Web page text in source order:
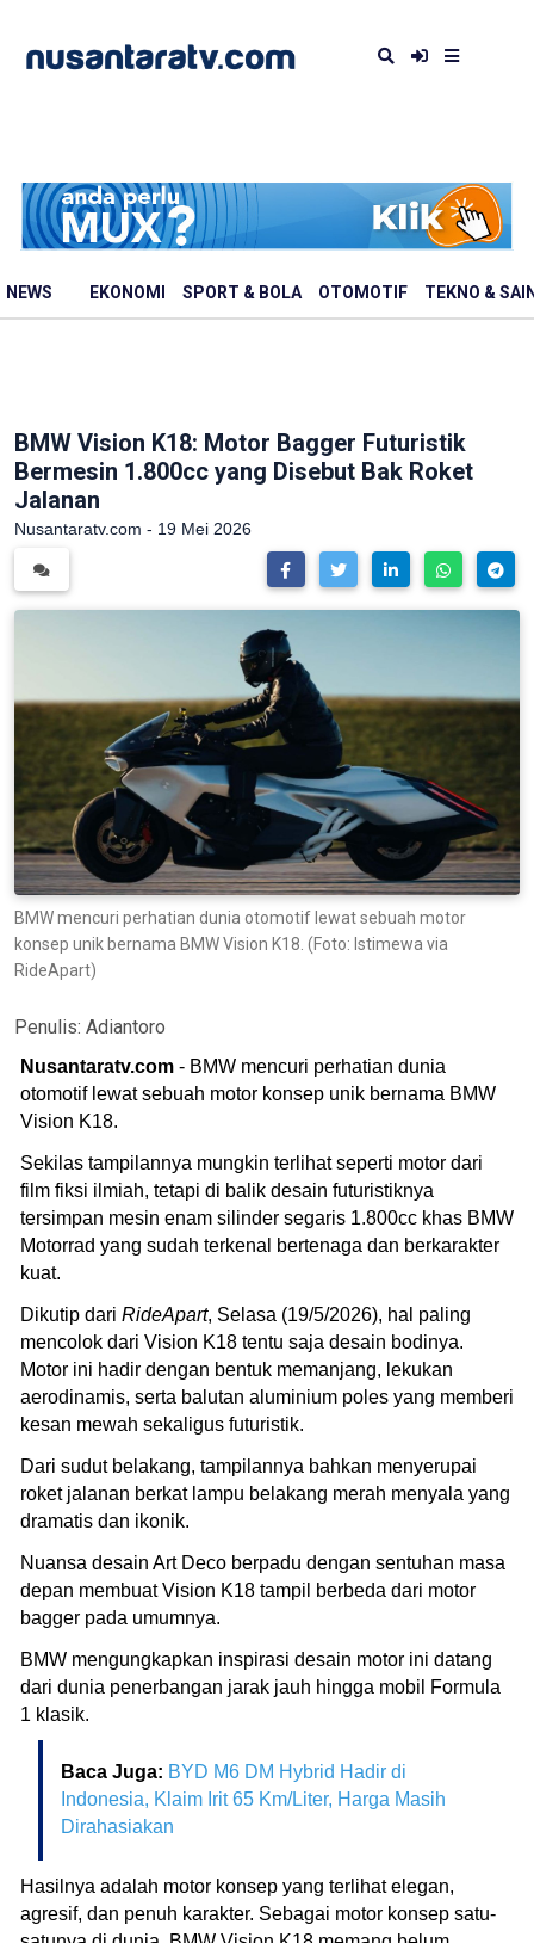
NEWS EKONOMI SPORT & BOLA OTOMOTIF TEKNO &
BMW Vision K18: Motor Bagger Futuristik
Bermesin 1.800cc yang Disebut Bak Roket
Jalanan
Nusantaratv.com - 19 Mei 2026
BMW mencuri perhatian dunia otomotif lewat sebuah motor
konsep unik bernama BMW Vision K18. (Foto: Istimewa via
RideApart)
Penulis: Adiantoro
Nusantaratv.com - BMW mencuri perhatian dunia
otomotif lewat sebuah motor konsep unik bernama BMW
Vision K18.
Sekilas tampilannya mungkin terlihat seperti motor dari
film fiksi ilmiah, tetapi di balik desain futuristiknya
tersimpan mesin enam silinder segaris 1.800cc khas BMW
Motorrad yang sudah terkenal bertenaga dan berkarakter
kuat.
Dikutip dari RideApart, Selasa (19/5/2026), hal paling
mencolok dari Vision K18 tentu saja desain bodinya.
Motor ini hadir dengan bentuk memanjang, lekukan
aerodinamis, serta balutan aluminium poles yang memberi
kesan mewah sekaligus futuristik.
Dari sudut belakang, tampilannya bahkan menyerupai
roket jalanan berkat lampu belakang merah menyala yang
dramatis dan ikonik.
Nuansa desain Art Deco berpadu dengan sentuhan masa
depan membuat Vision K18 tampil berbeda dari motor
bagger pada umumnya.
BMW mengungkapkan inspirasi desain motor ini datang
dari dunia penerbangan jarak jauh hingga mobil Formula
1 klasik.
Baca Juga: BYD M6 DM Hybrid Hadir di
Indonesia, Klaim Irit 65 Km/Liter, Harga Masih
Dirahasiakan
Hasilnya adalah motor konsep yang terlihat elegan,
agresif, dan penuh karakter. Sebagai motor konsep satu-